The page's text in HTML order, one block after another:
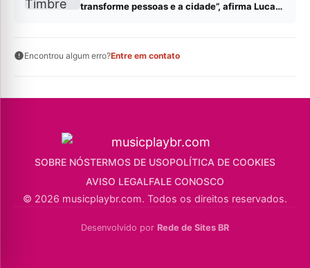
transforme pessoas e a cidade”, afirma Lucas
Encontrou algum erro?Entre em contato
SOBRE NÓSTERMOS DE USOPOLÍTICA DE COOKIES
AVISO LEGALFALE CONOSCO
© 2026 musicplaybr.com. Todos os direitos reservados.
Desenvolvido por Rede de Sites BR